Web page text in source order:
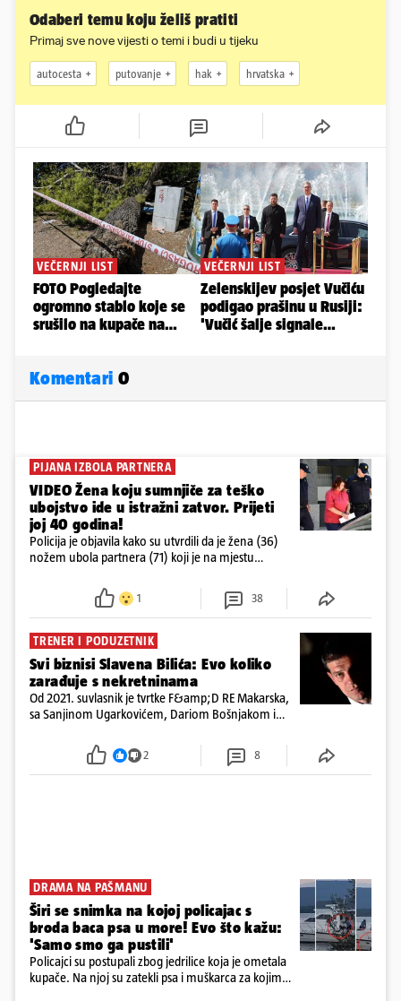
Odaberi temu koju želiš pratiti
Primaj sve nove vijesti o temi i budi u tijeku
autocesta putovanje hak hrvatska
Komentari 0
PIJANA IZBOLA PARTNERA
VIDEO Žena koju sumnjiče za teško
ubojstvo ide u istražni zatvor. Prijeti
joj 40 godina!
Policija je objavila kako su utvrdili da je žena (36)
nožem ubola partnera (71) koji je na mjestu
ispitali i poslali u istražni zatvor
1 38
TRENER I PODUZETNIK
Svi biznisi Slavena Bilića: Evo koliko
zarađuje s nekretninama
Od 2021. suvlasnik je tvrtke F&amp;D RE Makarska,
sa Sanjinom Ugarkovićem, Dariom Bošnjakom i
poslovanje nekretninama, a od osnutka nema
2 8
DRAMA NA PAŠMANU
Širi se snimka na kojoj policajac s
broda baca psa u more! Evo što kažu:
'Samo smo ga pustili'
Policajci su postupali zbog jedrilice koja je ometala
kupače. Na njoj su zatekli psa i muškarca za kojim